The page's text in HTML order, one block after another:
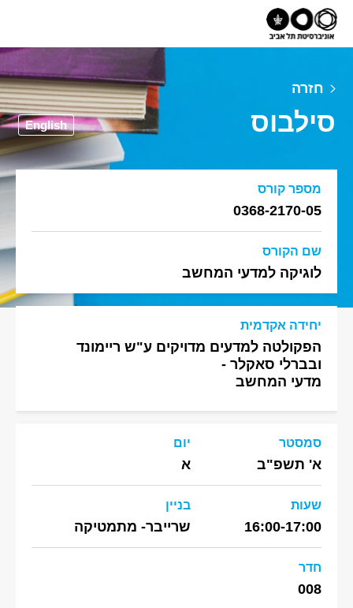
חזרה
סילבוס English
מספר קורס
0368-2170-05
שם הקורס
לוגיקה למדעי המחשב
יחידה אקדמית
הפקולטה למדעים מדויקים ע"ש ריימונד
ובברלי סאקלר -
מדעי המחשב
סמסטר
א' תשפ"ב
יום
א
שעות
16:00-17:00
בניין
שרייבר- מתמטיקה
חדר
008